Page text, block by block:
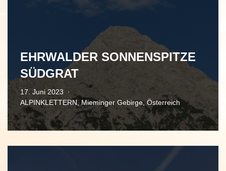
EHRWALDER SONNENSPITZE
SÜDGRAT
17. Juni 2023
ALPINKLETTERN,Mieminger Gebirge,Österreich